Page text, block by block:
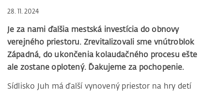
28. 11. 2024
Je za nami ďalšia mestská investícia do obnovy
verejného priestoru. Zrevitalizovali sme vnútroblok
Západná, do ukončenia kolaudačného procesu ešte
ale zostane oplotený. Ďakujeme za pochopenie.
Sídlisko Juh má ďalší vynovený priestor na hry detí